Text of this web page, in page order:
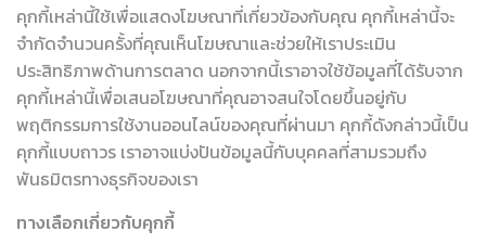
คุกกี้เหล่านี้ใช้เพื่อแสดงโฆษณาที่เกี่ยวข้องกับคุณ คุกกี้เหล่านี้จะ
จำกัดจำนวนครั้งที่คุณเห็นโฆษณาและช่วยให้เราประเมิน
ประสิทธิภาพด้านการตลาด นอกจากนี้เราอาจใช้ข้อมูลที่ได้รับจาก
คุกกี้เหล่านี้เพื่อเสนอโฆษณาที่คุณอาจสนใจโดยขึ้นอยู่กับ
พฤติกรรมการใช้งานออนไลน์ของคุณที่ผ่านมา คุกกี้ดังกล่าวนี้เป็น
คุกกี้แบบถาวร เราอาจแบ่งปันข้อมูลนี้กับบุคคลที่สามรวมถึง
พันธมิตรทางธุรกิจของเรา
ทางเลือกเกี่ยวกับคุกกี้